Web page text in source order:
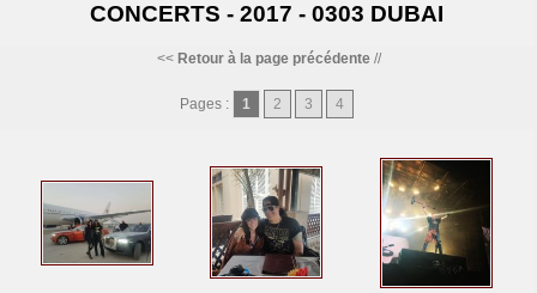
CONCERTS - 2017 - 0303 DUBAI
<< Retour à la page précédente//
Pages : 1 2 3 4